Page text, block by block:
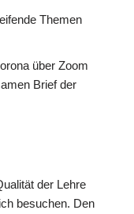
Themen
über Zoom
Brief der
der Lehre
besuchen. Den